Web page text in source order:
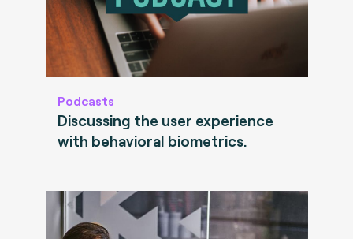
Podcasts
Discussing the user experience
with behavioral biometrics.